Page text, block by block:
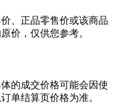
、正品零售价或该商品
价，仅供您参考。
的成交价格可能会因使
单结算页价格为准。